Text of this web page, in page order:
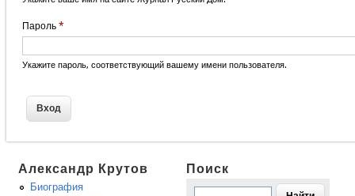
Пароль *
Укажите пароль, соответствующий вашему имени пользователя.
Александр Крутов
Биография
Поиск